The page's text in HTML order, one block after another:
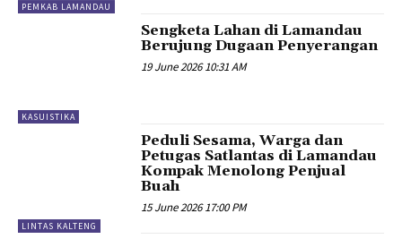
PEMKAB LAMANDAU
KASUISTIKA
Sengketa Lahan di Lamandau
Berujung Dugaan Penyerangan
19 June 2026 10:31 AM
LINTAS KALTENG
Peduli Sesama, Warga dan
Petugas Satlantas di Lamandau
Kompak Menolong Penjual
Buah
15 June 2026 17:00 PM